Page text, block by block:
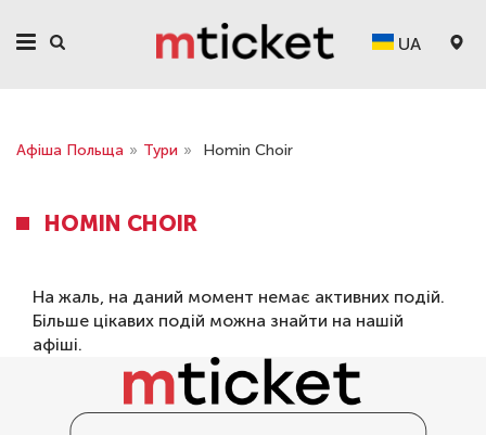
UA
Афіша Польща » Тури » Homin Choir
HOMIN CHOIR
На жаль, на даний момент немає активних подій.
Більше цікавих подій можна знайти на нашій
афіші.